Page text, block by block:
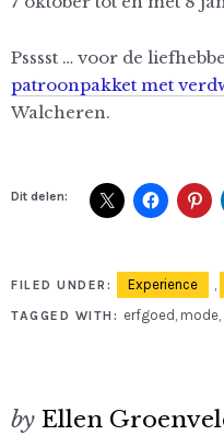
Psssst … voor de
patroonpakket met
Walcheren.
Dit delen:
FILED UNDER: Experience ,
TAGGED WITH: erfgoed , mode,
by Ellen